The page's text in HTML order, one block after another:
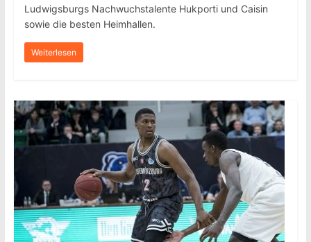
Ludwigsburgs Nachwuchstalente Hukporti und Caisin
sowie die besten Heimhallen.
Weiterlesen